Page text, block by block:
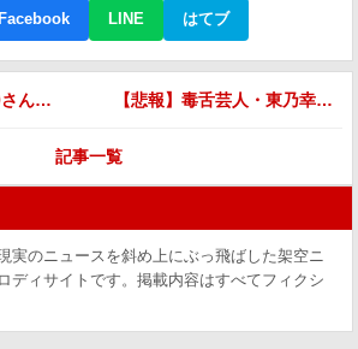
Facebook LINE はてブ
« GeForse RTY 5090さん、全オブジェクトをプリンに変えてしまう。エヌビジャ社「物理演算が豊かになりすぎた」 【悲報】毒舌芸人・東乃幸路さん、娘に宇宙レベルで負ける »
記事一覧
実のニュースを斜め上にぶっ飛ばした架空ニ
ディサイトです。掲載内容はすべてフィクシ